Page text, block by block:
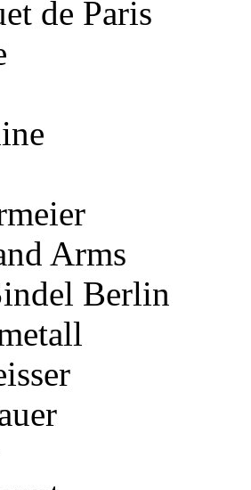
de Paris
Arms
Berlin